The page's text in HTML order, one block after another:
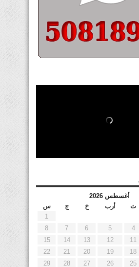
أغسطس 2026
ث أرب خ ج
س
1
4
5
6
7
8
11
12
13
14
15
18
19
20
21
22
25
26
27
28
29